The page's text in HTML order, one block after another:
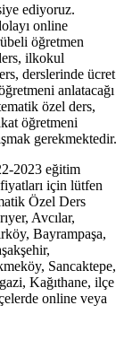
ediyoruz.
online
öğretmen
ilkokul
derslerinde ücret
anlatacağı
özel ders,
öğretmeni
gerekmektedir.
2023 eğitim
için lütfen
Özel Ders
Avcılar,
Bayrampaşa,
Sancaktepe,
Kağıthane, ilçe
online veya